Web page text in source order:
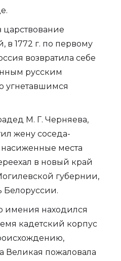
царствование
в 1772 г. по первому
возвратила себе
русским
угнетавшимся
М. Г. Черняева,
жену соседа-
места
в новый край
губернии,
Белоруссии.
имения находился
кадетский корпус
Великая пожаловала